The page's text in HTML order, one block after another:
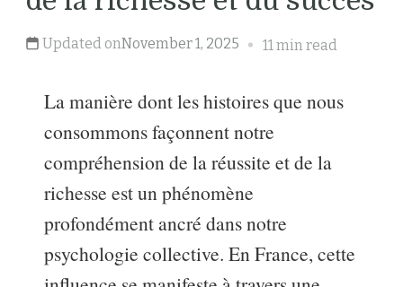
Updated onNovember 1, 2025 11 min read
La manière dont les histoires que nous
consommons façonnent notre
compréhension de la réussite et de la
richesse est un phénomène
profondément ancré dans notre
psychologie collective. En France, cette